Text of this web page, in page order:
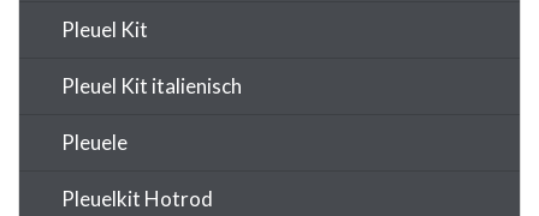
Pleuel Kit
Pleuel Kit italienisch
Pleuele
Pleuelkit Hotrod